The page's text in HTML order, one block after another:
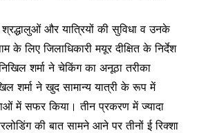
श्रद्धालुओं और यात्रियों की सुविधा व उनके
के लिए जिलाधिकारी मयूर दीक्षित के निर्देश
शर्मा ने चेकिंग का अनूठा तरीका
शर्मा ने खुद सामान्य यात्री के रूप में
में सफर किया। तीन प्रकरण में ज्यादा
की बात सामने आने पर तीनों ई रिक्शा